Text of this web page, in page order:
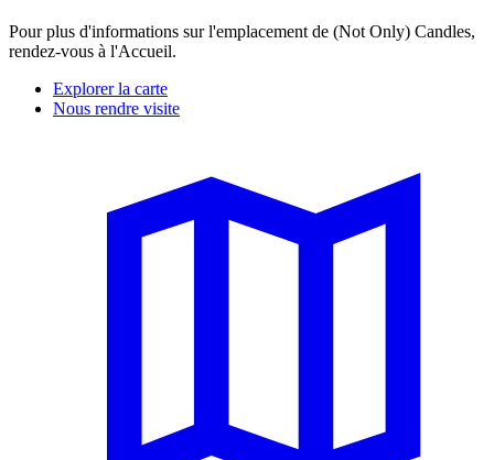
Pour plus d'informations sur l'emplacement de (Not Only) Candles,
rendez-vous à l'Accueil.
Explorer la carte
Nous rendre visite